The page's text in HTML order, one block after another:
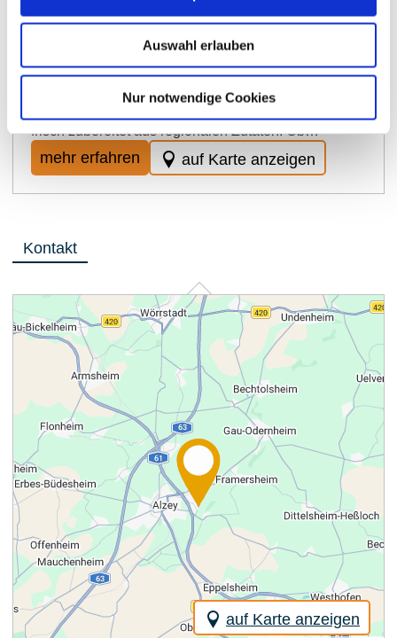
Auswahl erlauben
Nur notwendige Cookies
das "Engler'S" das Ziel für kulinarische Erlebnisse im
Ingelheimer Winzerkeller. Der Fokus liegt auf
deutscher Küche, die frisch und mit Liebe zubereitet
"Engler'S" legt großen Wert auf Qualität und
Regionalität. Die Speisekarte vereint traditionelle
frisch zubereitet aus regionalen Zutaten. Ob…
mehr erfahren auf Karte anzeigen
Kontakt
auf Karte anzeigen